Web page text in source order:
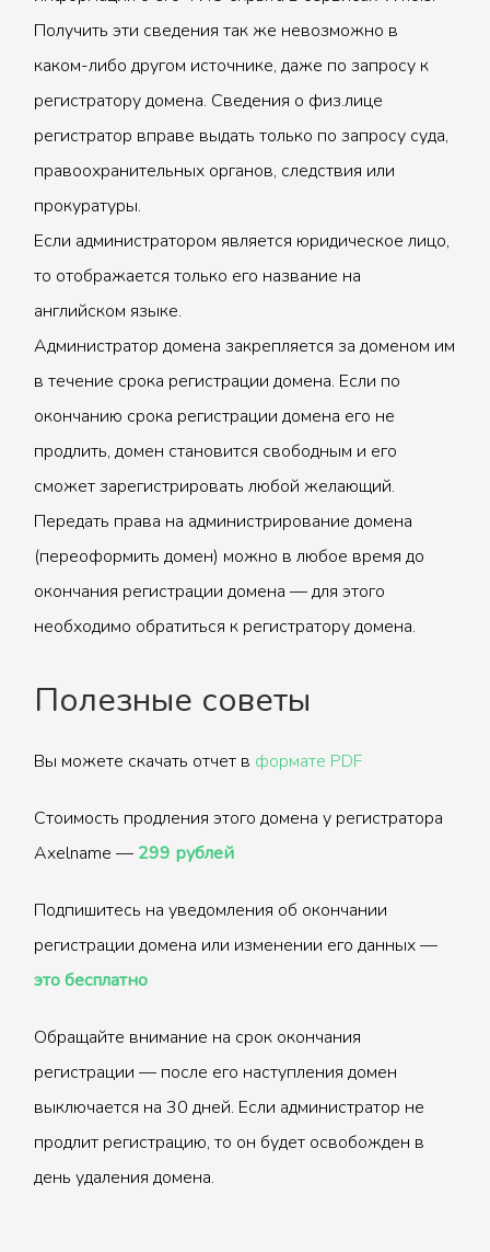
Получить эти сведения так же невозможно в
каком-либо другом источнике, даже по запросу к
регистратору домена. Сведения о физ.лице
регистратор вправе выдать только по запросу суда,
правоохранительных органов, следствия или
прокуратуры.
Если администратором является юридическое лицо,
то отображается только его название на
английском языке.
Администратор домена закрепляется за доменом им
в течение срока регистрации домена. Если по
окончанию срока регистрации домена его не
продлить, домен становится свободным и его
сможет зарегистрировать любой желающий.
Передать права на администрирование домена
(переоформить домен) можно в любое время до
окончания регистрации домена — для этого
необходимо обратиться к регистратору домена.
Полезные советы
Вы можете скачать отчет в формате PDF
Стоимость продления этого домена у регистратора
Axelname — 299 рублей
Подпишитесь на уведомления об окончании
регистрации домена или изменении его данных —
это бесплатно
Обращайте внимание на срок окончания
регистрации — после его наступления домен
выключается на 30 дней. Если администратор не
продлит регистрацию, то он будет освобожден в
день удаления домена.